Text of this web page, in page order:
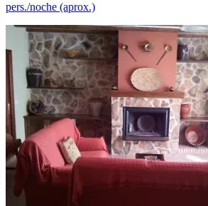
pers./noche (aprox.)